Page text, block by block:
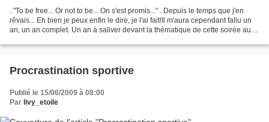
. "To be free... Or not to be... On s'est promis..." . Depuis le temps que j'en
rêvais... Eh bien je peux enfin le dire, je l'ai fait!Il m'aura cependant fallu un
an, un an complet. Un an à saliver devant la thématique de cette soirée au
Procrastination sportive
Publié le 15/06/2009 à 08:00
Par livy_etoile